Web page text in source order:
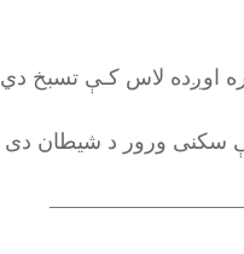
اوږده لاس کـې تسبخ دي
سکنی ورور د شیطان دی